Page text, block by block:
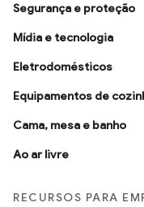
Segurança e proteção
Mídia e tecnologia
Eletrodomésticos
Equipamentos de
Cama, mesa e banho
Ao ar livre
RECURSOS PARA